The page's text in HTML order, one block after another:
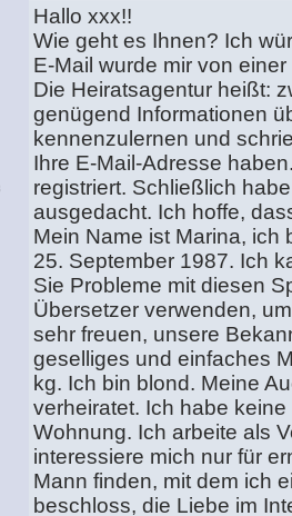
Hallo xxx!!
Wie geht es Ihnen? Ich
E-Mail wurde mir von
Die Heiratsagentur heißt:
genügend Informationen
kennenzulernen und
Ihre E-Mail-Adresse
registriert. Schließlich
ausgedacht. Ich hoffe,
Mein Name ist Marina, ich
25. September 1987. Ich
Sie Probleme mit diesen
Übersetzer verwenden,
sehr freuen, unsere
geselliges und einfaches
kg. Ich bin blond. Meine
verheiratet. Ich habe
Wohnung. Ich arbeite als
interessiere mich nur für
Mann finden, mit dem ich
beschloss, die Liebe im